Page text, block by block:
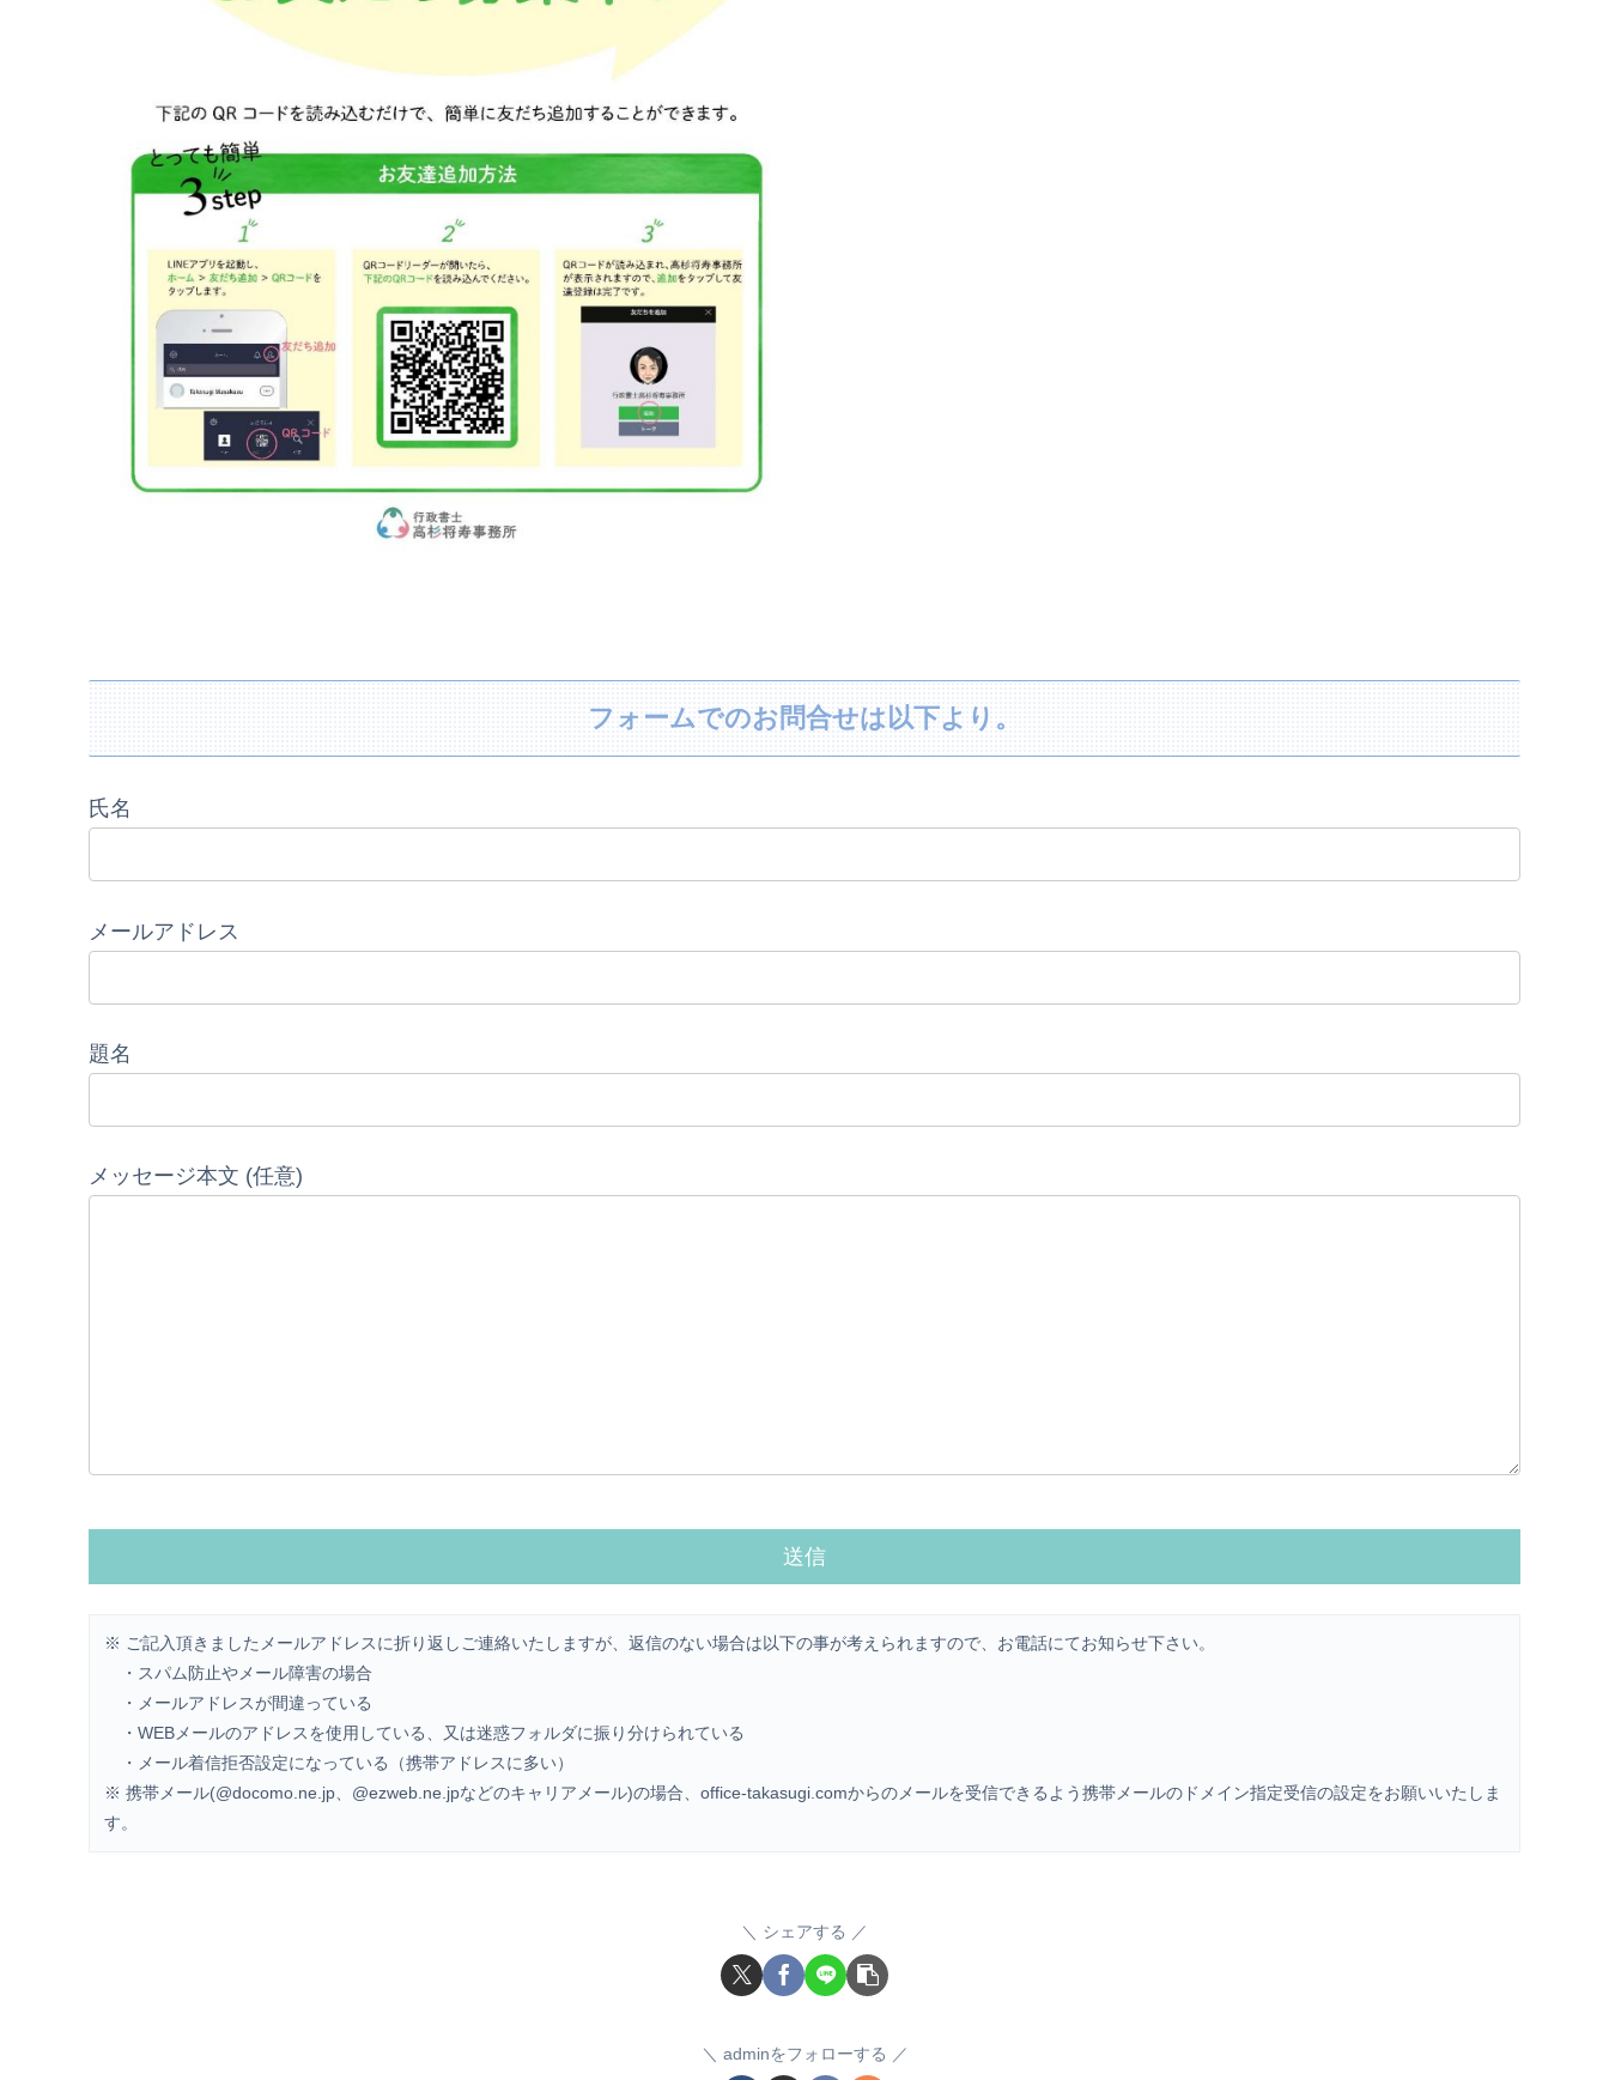
フォームでのお問合せは以下より。
氏名
メールアドレス
題名
メッセージ本文 (任意)
※ ご記入頂きましたメールアドレスに折り返しご連絡いたしますが、返信のない場合は以下の事が考えられますので、お電話にてお知らせ下さい。
・スパム防止やメール障害の場合
・メールアドレスが間違っている
・WEBメールのアドレスを使用している、又は迷惑フォルダに振り分けられている
・メール着信拒否設定になっている（携帯アドレスに多い）
※ 携帯メール(@docomo.ne.jp、@ezweb.ne.jpなどのキャリアメール)の場合、office-takasugi.comからのメールを受信できるよう携帯メールのドメイン指定受信の設定をお願いいたしま
す。
シェアする
adminをフォローする